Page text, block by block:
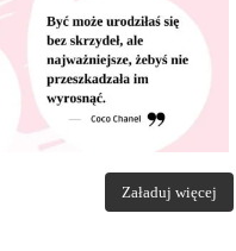
Załaduj więcej